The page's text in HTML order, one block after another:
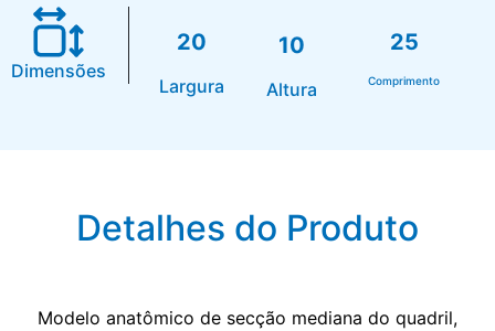
Dimensões
20
Largura
10
Altura
25
Comprimento
Detalhes do Produto
Modelo anatômico de secção mediana do quadril,